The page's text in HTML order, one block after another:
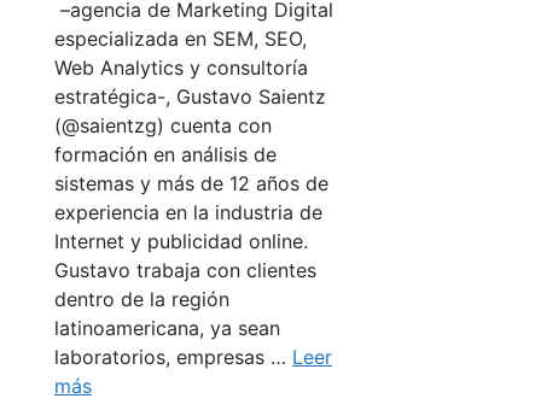
–agencia de Marketing Digital
especializada en SEM, SEO,
Web Analytics y consultoría
estratégica-, Gustavo Saientz
(@saientzg) cuenta con
formación en análisis de
sistemas y más de 12 años de
experiencia en la industria de
Internet y publicidad online.
Gustavo trabaja con clientes
dentro de la región
latinoamericana, ya sean
laboratorios, empresas … Leer
más